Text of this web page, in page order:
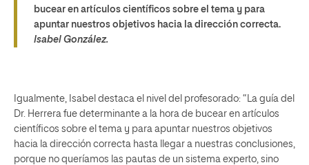
bucear en artículos científicos sobre el tema y para
apuntar nuestros objetivos hacia la dirección correcta.
Isabel González.
Igualmente, Isabel destaca el nivel del profesorado: “La guía del
Dr. Herrera fue determinante a la hora de bucear en artículos
científicos sobre el tema y para apuntar nuestros objetivos
hacia la dirección correcta hasta llegar a nuestras conclusiones,
porque no queríamos las pautas de un sistema experto, sino